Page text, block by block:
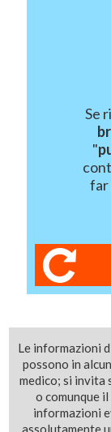
Se
"
far
Le informazioni
possono in
medico; si invita
o comunque
informazioni
assolutamente